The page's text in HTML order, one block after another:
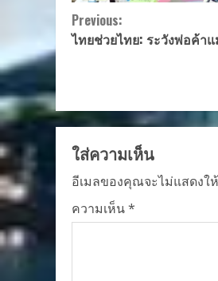
Continue
Reading
Previous:
ไทยช่วยไทย: ระวังพ่อค้า
ใส่ความเห็น
อีเมลของคุณจะไม่แสดงใ
ความเห็น*